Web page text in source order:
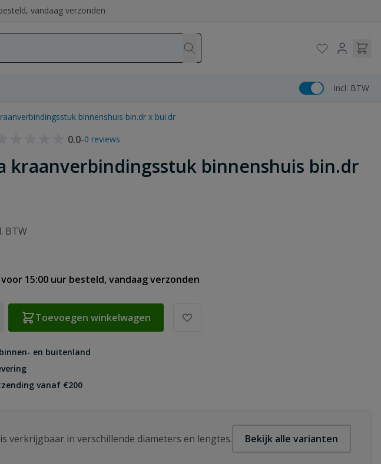
vandaag verzonden
incl. BTW
binnenshuis bin.dr x bui.dr
0.0-0 reviews
kraanverbindingsstuk binnenshuis bin.dr
15:00 uur besteld, vandaag verzonden
Toevoegen winkelwagen
en buitenland
vanaf €200
verkrijgbaar in verschillende diameters en lengtes. Bekijk alle varianten